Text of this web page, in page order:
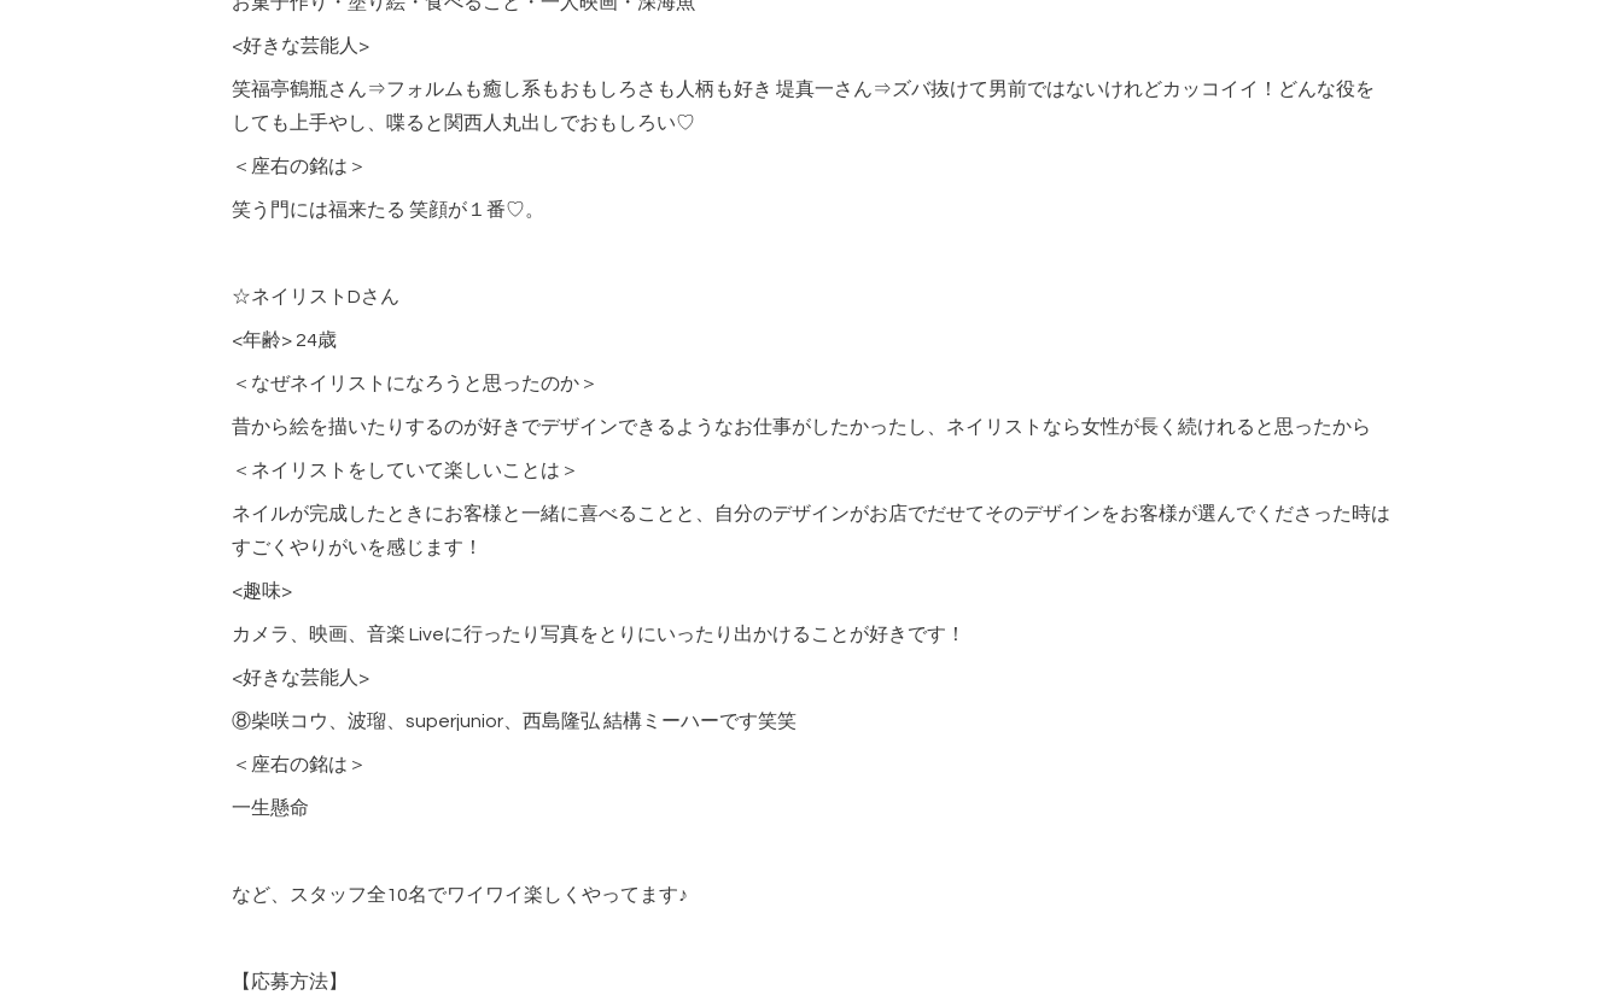
<好きな芸能人>
笑福亭鶴瓶さん⇒フォルムも癒し系もおもしろさも人柄も好き 堤真一さん⇒ズバ抜けて男前ではないけれどカッコイイ！どんな役を
しても上手やし、喋ると関西人丸出しでおもしろい♡
＜座右の銘は＞
笑う門には福来たる 笑顔が１番♡。
☆ネイリストDさん
<年齢> 24歳
＜なぜネイリストになろうと思ったのか＞
昔から絵を描いたりするのが好きでデザインできるようなお仕事がしたかったし、ネイリストなら女性が長く続けれると思ったから
＜ネイリストをしていて楽しいことは＞
ネイルが完成したときにお客様と一緒に喜べることと、自分のデザインがお店でだせてそのデザインをお客様が選んでくださった時は
すごくやりがいを感じます！
<趣味>
カメラ、映画、音楽 Liveに行ったり写真をとりにいったり出かけることが好きです！
<好きな芸能人>
⑧柴咲コウ、波瑠、superjunior、西島隆弘 結構ミーハーです笑笑
＜座右の銘は＞
一生懸命
など、スタッフ全10名でワイワイ楽しくやってます♪
【応募方法】